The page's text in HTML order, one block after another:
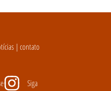
| contato
Siga